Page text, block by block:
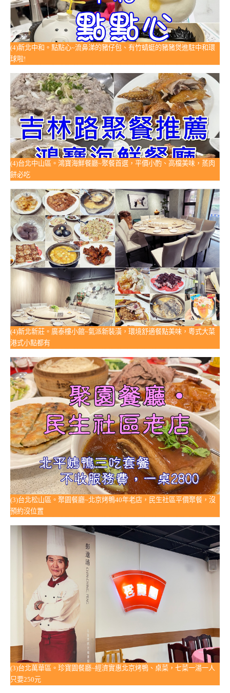
(4)新北中和。點點心~流鼻涕的豬仔包、有竹蜻蜓的豬豬煲進駐中和環
球啦!
(4)台北中山區。鴻寶海鮮餐廳~聚餐首選，平價小酌、高檔美味，蒸肉
餅必吃
(4)新北新莊。廣泰樓小館~氣派新裝潢，環境舒適餐點美味，粵式大菜
港式小點都有
(3)台北松山區。聚園餐廳~北京烤鴨40年老店，民生社區平價聚餐，沒
預約沒位置
(3)台北萬華區。珍寶園餐廳~經濟實惠北京烤鴨、桌菜，七菜一湯一人
只要250元